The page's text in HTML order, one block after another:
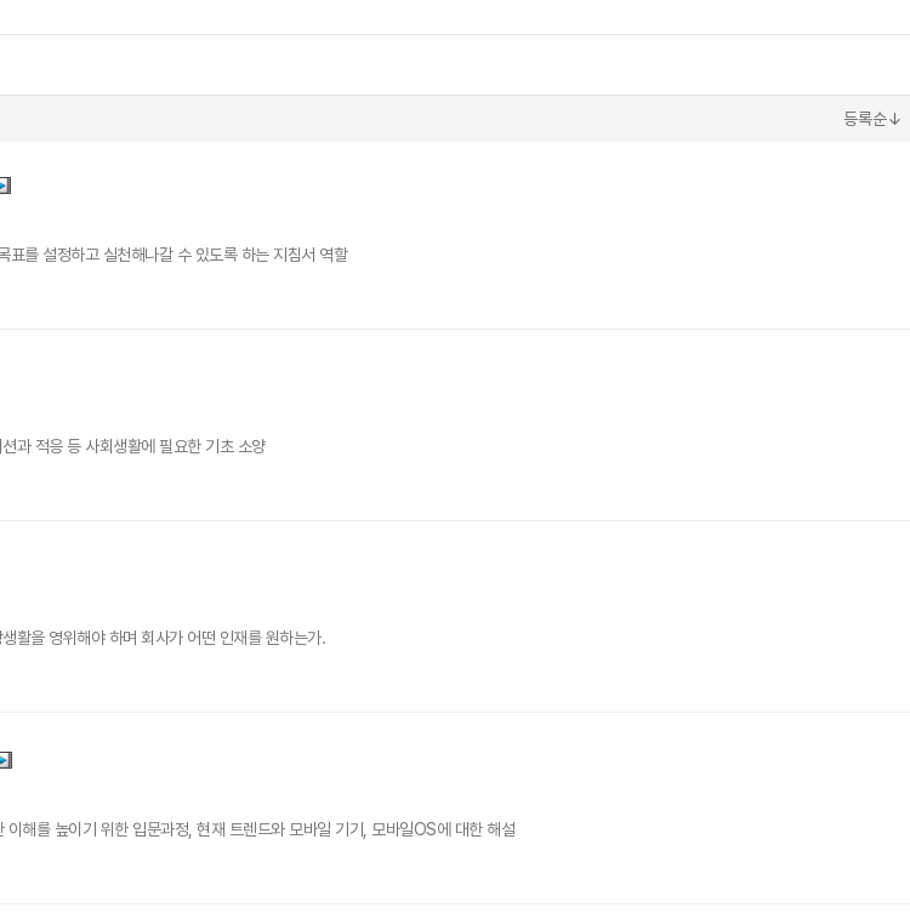
등록순↓
표를 설정하고 실천해나갈 수 있도록 하는 지침서 역할
과 적응 등 사회생활에 필요한 기초 소양
활을 영위해야 하며 회사가 어떤 인재를 원하는가.
해를 높이기 위한 입문과정, 현재 트렌드와 모바일 기기, 모바일OS에 대한 해설